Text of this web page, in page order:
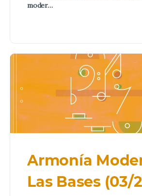
moder…
Armonía
Las Bases (03/